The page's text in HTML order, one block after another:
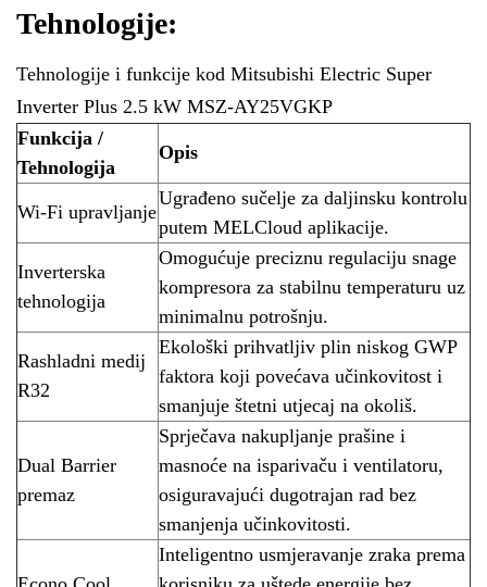
Tehnologije:
Tehnologije i funkcije kod Mitsubishi Electric Super
Inverter Plus 2.5 kW MSZ-AY25VGKP
Funkcija /
Tehnologija
Opis
Wi-Fi upravljanje
Ugrađeno sučelje za daljinsku kontrolu
putem MELCloud aplikacije.
Inverterska
tehnologija
Omogućuje preciznu regulaciju snage
kompresora za stabilnu temperaturu uz
minimalnu potrošnju.
Rashladni medij
R32
Ekološki prihvatljiv plin niskog GWP
faktora koji povećava učinkovitost i
smanjuje štetni utjecaj na okoliš.
Dual Barrier
premaz
Sprječava nakupljanje prašine i
masnoće na isparivaču i ventilatoru,
osiguravajući dugotrajan rad bez
smanjenja učinkovitosti.
Inteligentno usmjeravanje zraka prema